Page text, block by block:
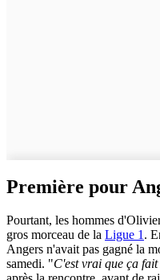
Première pour
Pourtant, les hommes
gros morceau de la Ligue 1.
Angers n'avait pas gagné la
samedi. "C'est vrai que ça